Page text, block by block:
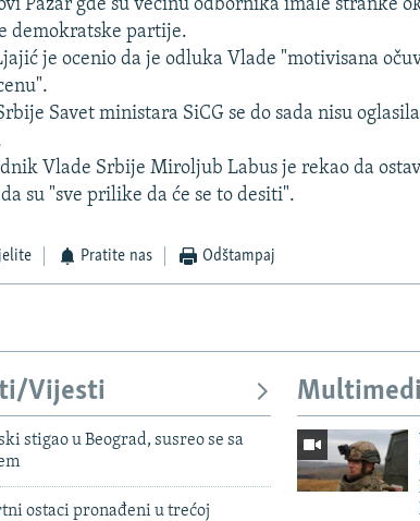
Pazar gde su većinu odbornika imale stranke
demokratske partije.
je ocenio da je odluka Vlade "motivisana
Savet ministara SiCG se do sada nisu
Vlade Srbije Miroljub Labus je rekao da
su "sve prilike da će se to desiti".
Pratite nas Odštampaj
Vijesti
stigao u Beograd, susreo se sa
ostaci pronađeni u trećoj